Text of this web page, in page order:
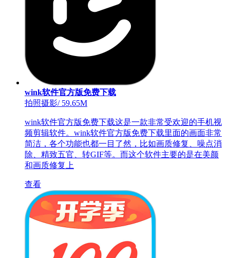
wink软件官方版免费下载
拍照摄影/59.65M
wink软件官方版免费下载这是一款非常受欢迎的手机视
频剪辑软件。wink软件官方版免费下载里面的画面非常
简洁，各个功能也都一目了然，比如画质修复、噪点消
除、精致五官、转GIF等。而这个软件主要的是在美颜
和画质修复上
查看